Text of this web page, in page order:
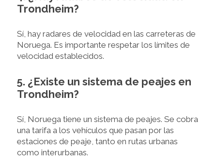
Trondheim?
Sí, hay radares de velocidad en las carreteras de
Noruega. Es importante respetar los límites de
velocidad establecidos.
5. ¿Existe un sistema de peajes en
Trondheim?
Sí, Noruega tiene un sistema de peajes. Se cobra
una tarifa a los vehículos que pasan por las
estaciones de peaje, tanto en rutas urbanas
como interurbanas.